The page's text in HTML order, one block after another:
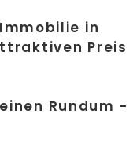
Immobilie in
Preis
Rundum -